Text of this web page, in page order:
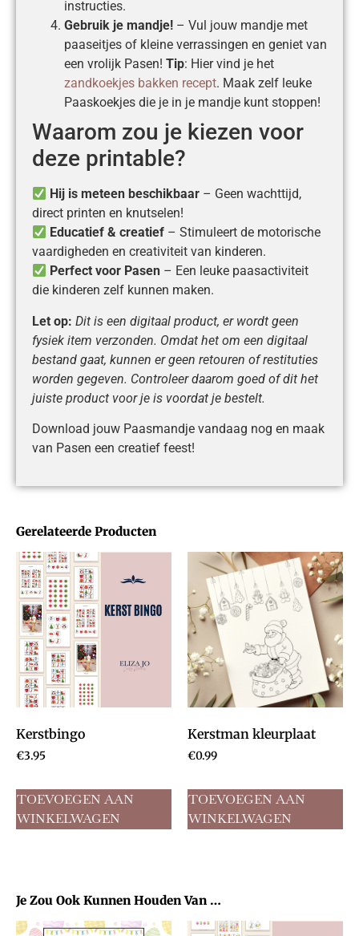
Gerelateerde Producten
Kerstbingo
€3.95
TOEVOEGEN AAN
WINKELWAGEN
Kerstman kleurplaat
€0.99
TOEVOEGEN AAN
WINKELWAGEN
Je Zou Ook Kunnen Houden Van …
instructies.
Gebruik je mandje! – Vul jouw mandje met
paaseitjes of kleine verrassingen en geniet van
een vrolijk Pasen! Tip: Hier vind je het
zandkoekjes bakken recept. Maak zelf leuke
Paaskoekjes die je in je mandje kunt stoppen!
Waarom zou je kiezen voor
deze printable?
Hij is meteen beschikbaar – Geen wachttijd,
direct printen en knutselen!
Educatief & creatief – Stimuleert de motorische
vaardigheden en creativiteit van kinderen.
Perfect voor Pasen – Een leuke paasactiviteit
die kinderen zelf kunnen maken.
Let op: Dit is een digitaal product, er wordt geen
fysiek item verzonden. Omdat het om een digitaal
bestand gaat, kunnen er geen retouren of restituties
worden gegeven. Controleer daarom goed of dit het
juiste product voor je is voordat je bestelt.
Download jouw Paasmandje vandaag nog en maak
van Pasen een creatief feest!